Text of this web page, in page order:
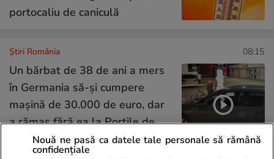
portocaliu de caniculă
Știri România 08:15
Un bărbat de 38 de ani a mers
în Germania să-și cumpere
mașină de 30.000 de euro, dar
a rămas fără ea la Porțile de
Fier INouă ne pasă ca datele tale personale să rămână
confidențiale